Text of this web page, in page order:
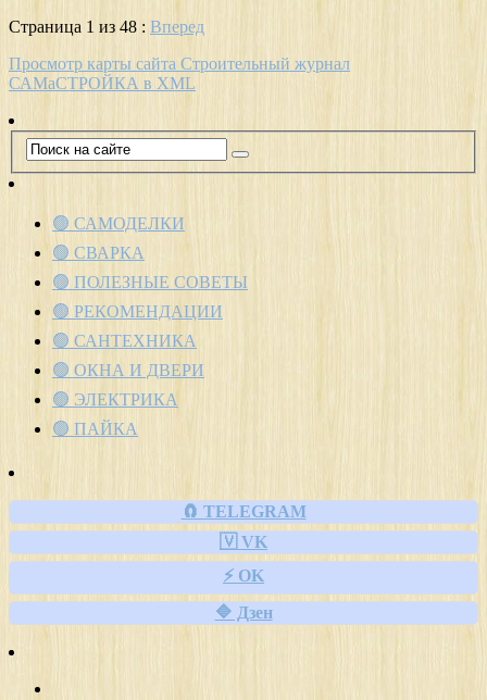
Страница 1 из 48 : Вперед
Просмотр карты сайта Строительный журнал
САМаСТРОЙКА в XML
🟢 САМОДЕЛКИ
🟢 СВАРКА
🟢 ПОЛЕЗНЫЕ СОВЕТЫ
🟢 РЕКОМЕНДАЦИИ
🟢 САНТЕХНИКА
🟢 ОКНА И ДВЕРИ
🟢 ЭЛЕКТРИКА
🟢 ПАЙКА
🧲 TELEGRAM
🇻 VK
⚡ OK
🔷 Дзен